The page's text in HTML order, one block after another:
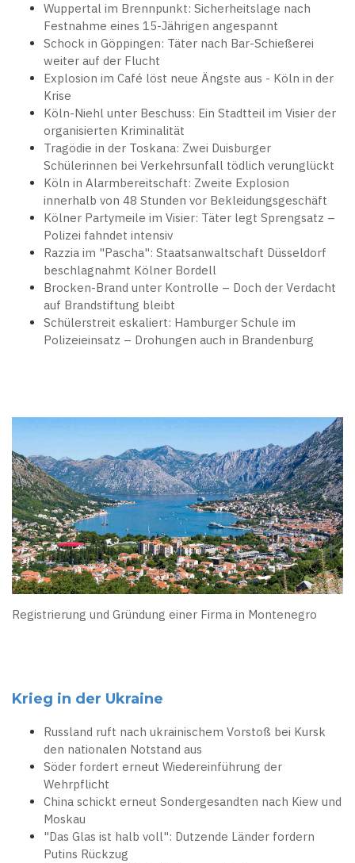
Wuppertal im Brennpunkt: Sicherheitslage nach
Festnahme eines 15-Jährigen angespannt
Schock in Göppingen: Täter nach Bar-Schießerei
weiter auf der Flucht
Explosion im Café löst neue Ängste aus - Köln in der
Krise
Köln-Niehl unter Beschuss: Ein Stadtteil im Visier der
organisierten Kriminalität
Tragödie in der Toskana: Zwei Duisburger
Schülerinnen bei Verkehrsunfall tödlich verunglückt
Köln in Alarmbereitschaft: Zweite Explosion
innerhalb von 48 Stunden vor Bekleidungsgeschäft
Kölner Partymeile im Visier: Täter legt Sprengsatz –
Polizei fahndet intensiv
Razzia im "Pascha": Staatsanwaltschaft Düsseldorf
beschlagnahmt Kölner Bordell
Brocken-Brand unter Kontrolle – Doch der Verdacht
auf Brandstiftung bleibt
Schülerstreit eskaliert: Hamburger Schule im
Polizeieinsatz – Drohungen auch in Brandenburg
Registrierung und Gründung einer Firma in Montenegro
Krieg in der Ukraine
Russland ruft nach ukrainischem Vorstoß bei Kursk
den nationalen Notstand aus
Söder fordert erneut Wiedereinführung der
Wehrpflicht
China schickt erneut Sondergesandten nach Kiew und
Moskau
"Das Glas ist halb voll": Dutzende Länder fordern
Putins Rückzug